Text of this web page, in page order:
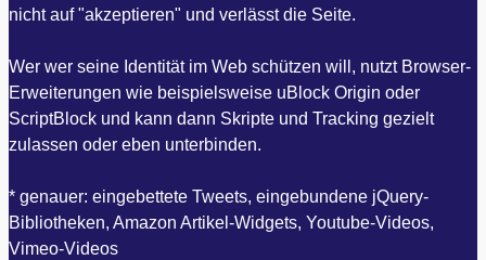
nicht auf "akzeptieren" und verlässt die Seite.
Wer wer seine Identität im Web schützen will, nutzt Browser-
Erweiterungen wie beispielsweise uBlock Origin oder
ScriptBlock und kann dann Skripte und Tracking gezielt
zulassen oder eben unterbinden.
* genauer: eingebettete Tweets, eingebundene jQuery-
Bibliotheken, Amazon Artikel-Widgets, Youtube-Videos,
Vimeo-Videos